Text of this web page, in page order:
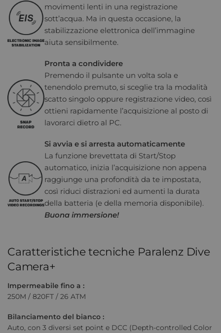
movimenti lenti in una registrazione
sott’acqua. Ma in questa occasione, la
stabilizzazione elettronica dell’immagine
aiuta sensibilmente.
Pronta a condividere
Premendo il pulsante un volta sola e
tenendolo premuto, si sceglie tra la modalità
scatto singolo oppure registrazione video, così
ottieni rapidamente l’acquisizione al posto di
lavorarci dietro al PC.
Si avvia e si arresta automaticamente
La funzione brevettata di Start/Stop
automatico, inizia l’acquisizione non appena
raggiunge una profondità da te impostata,
così riduci distrazioni ed aumenti la durata
della batteria (e della memoria disponibile).
Buona immersione!
Caratteristiche tecniche Paralenz Dive
Camera+
Impermeabile fino a :
250M / 820FT / 26 ATM
Bilanciamento del bianco :
Auto, con 3 diversi set point e DCC (Depth-controlled Color